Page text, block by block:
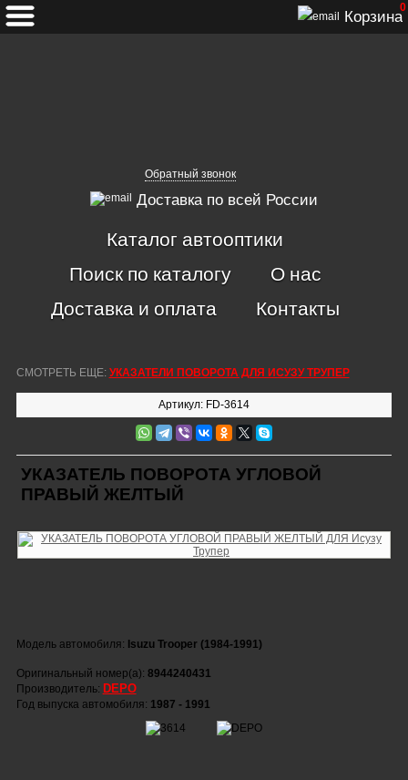
Обратный звонок
Доставка по всей России
Корзина
0
Каталог автооптики
Поиск по каталогу
О нас
Доставка и оплата
Контакты
СМОТРЕТЬ ЕЩЕ: УКАЗАТЕЛИ ПОВОРОТА ДЛЯ ИСУЗУ ТРУПЕР
Артикул: FD-3614
УКАЗАТЕЛЬ ПОВОРОТА УГЛОВОЙ
ПРАВЫЙ ЖЕЛТЫЙ
Модель автомобиля: Isuzu Trooper (1984-1991)
Оригинальный номер(а): 8944240431
Производитель: DEPO
Год выпуска автомобиля: 1987 - 1991